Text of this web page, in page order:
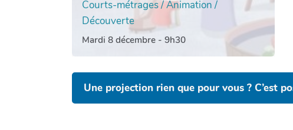
Courts-métrages / Animation /
Découverte
Mardi 8 décembre - 9h30
Une projection rien que pour vous ? C’est